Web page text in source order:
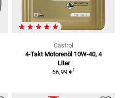
Castrol
4-Takt Motorenöl 10W-40, 4
Liter
66,99 €1